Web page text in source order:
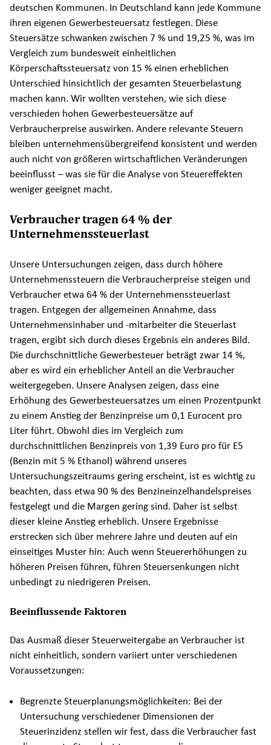
deutschen Kommunen. In Deutschland kann jede Kommune
ihren eigenen Gewerbesteuersatz festlegen. Diese
Steuersätze schwanken zwischen 7 % und 19,25 %, was im
Vergleich zum bundesweit einheitlichen
Körperschaftssteuersatz von 15 % einen erheblichen
Unterschied hinsichtlich der gesamten Steuerbelastung
machen kann. Wir wollten verstehen, wie sich diese
verschieden hohen Gewerbesteuersätze auf
Verbraucherpreise auswirken. Andere relevante Steuern
bleiben unternehmensübergreifend konsistent und werden
auch nicht von größeren wirtschaftlichen Veränderungen
beeinflusst – was sie für die Analyse von Steuereffekten
weniger geeignet macht.
Verbraucher tragen 64 % der
Unternehmenssteuerlast
Unsere Untersuchungen zeigen, dass durch höhere
Unternehmenssteuern die Verbraucherpreise steigen und
Verbraucher etwa 64 % der Unternehmenssteuerlast
tragen. Entgegen der allgemeinen Annahme, dass
Unternehmensinhaber und -mitarbeiter die Steuerlast
tragen, ergibt sich durch dieses Ergebnis ein anderes Bild.
Die durchschnittliche Gewerbesteuer beträgt zwar 14 %,
aber es wird ein erheblicher Anteil an die Verbraucher
weitergegeben. Unsere Analysen zeigen, dass eine
Erhöhung des Gewerbesteuersatzes um einen Prozentpunkt
zu einem Anstieg der Benzinpreise um 0,1 Eurocent pro
Liter führt. Obwohl dies im Vergleich zum
durchschnittlichen Benzinpreis von 1,39 Euro pro für E5
(Benzin mit 5 % Ethanol) während unseres
Untersuchungszeitraums gering erscheint, ist es wichtig zu
beachten, dass etwa 90 % des Benzineinzelhandelspreises
festgelegt und die Margen gering sind. Daher ist selbst
dieser kleine Anstieg erheblich. Unsere Ergebnisse
erstrecken sich über mehrere Jahre und deuten auf ein
einseitiges Muster hin: Auch wenn Steuererhöhungen zu
höheren Preisen führen, führen Steuersenkungen nicht
unbedingt zu niedrigeren Preisen.
Beeinflussende Faktoren
Das Ausmaß dieser Steuerweitergabe an Verbraucher ist
nicht einheitlich, sondern variiert unter verschiedenen
Voraussetzungen:
Begrenzte Steuerplanungsmöglichkeiten: Bei der
Untersuchung verschiedener Dimensionen der
Steuerinzidenz stellen wir fest, dass die Verbraucher fast